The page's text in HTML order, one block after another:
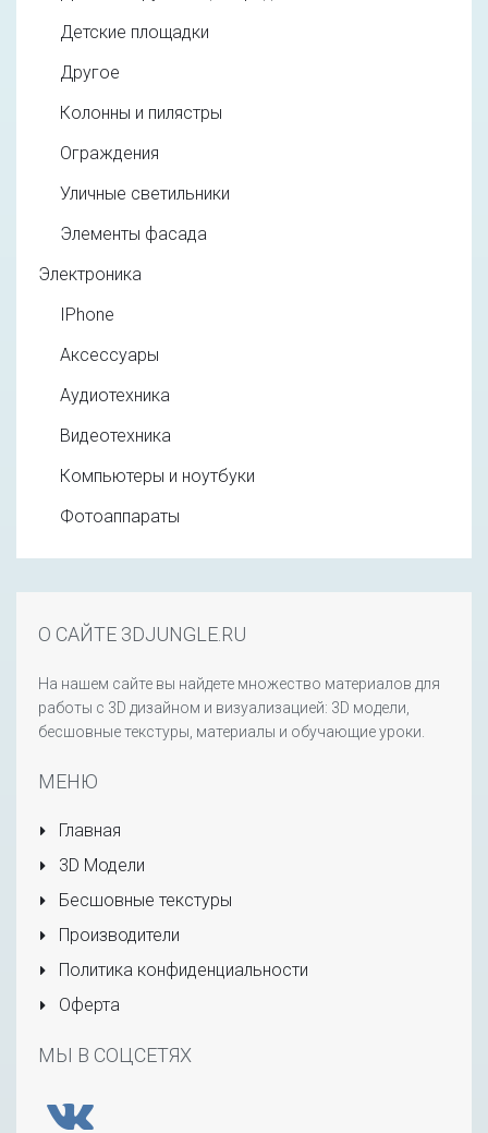
Детские площадки
Другое
Колонны и пилястры
Ограждения
Уличные светильники
Элементы фасада
Электроника
IPhone
Аксессуары
Аудиотехника
Видеотехника
Компьютеры и ноутбуки
Фотоаппараты
О САЙТЕ 3DJUNGLE.RU
На нашем сайте вы найдете множество материалов для
работы с 3D дизайном и визуализацией: 3D модели,
бесшовные текстуры, материалы и обучающие уроки.
МЕНЮ
Главная
3D Модели
Бесшовные текстуры
Производители
Политика конфиденциальности
Оферта
МЫ В СОЦСЕТЯХ